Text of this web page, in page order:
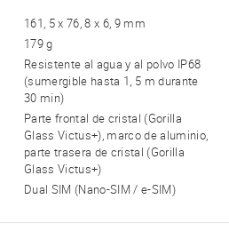
161, 5 x 76, 8 x 6, 9 mm
179 g
Resistente al agua y al polvo IP68
(sumergible hasta 1, 5 m durante
30 min)
Parte frontal de cristal (Gorilla
Glass Victus+), marco de aluminio,
parte trasera de cristal (Gorilla
Glass Victus+)
Dual SIM (Nano-SIM / e-SIM)